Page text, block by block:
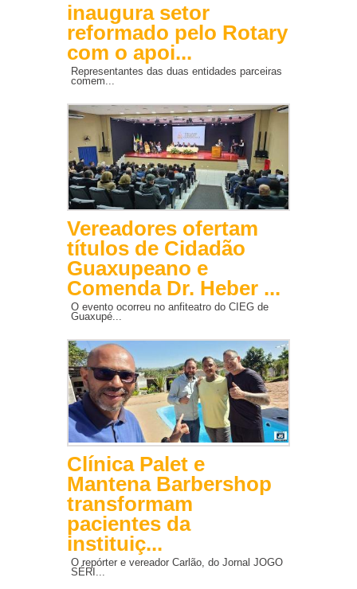
inaugura setor
reformado pelo Rotary
com o apoi...
Representantes das duas entidades parceiras
comem...
Vereadores ofertam
títulos de Cidadão
Guaxupeano e
Comenda Dr. Heber ...
O evento ocorreu no anfiteatro do CIEG de
Guaxupé...
Clínica Palet e
Mantena Barbershop
transformam
pacientes da
instituiç...
O repórter e vereador Carlão, do Jornal JOGO
SÉRI...